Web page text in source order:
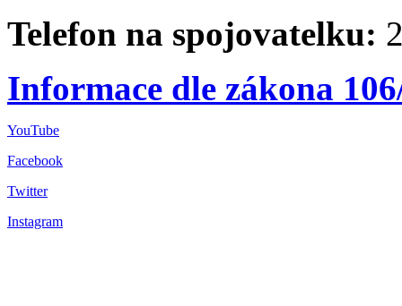
Telefon na spojovatelku:
Informace dle zákona
YouTube
Facebook
Twitter
Instagram